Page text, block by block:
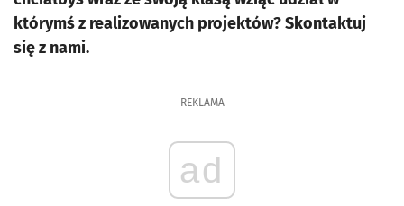
którymś z realizowanych projektów? Skontaktuj
się z nami.
REKLAMA
ad